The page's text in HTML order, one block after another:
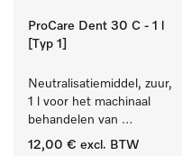
ProCare Dent 30 C - 1 l
[Typ 1]
Neutralisatiemiddel, zuur,
1 l voor het machinaal
behandelen van
tandheelkundige- en
12,00 € excl. BTW